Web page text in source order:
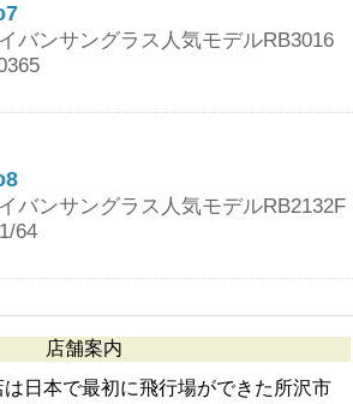
バンサングラス人気モデルRB3016
バンサングラス人気モデルRB2132F
64
店舗案内
は日本で最初に飛行場ができた所沢市